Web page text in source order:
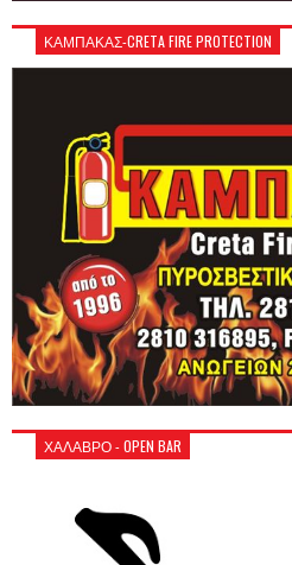
ΚΑΜΠΑΚΑΣ-CRETA FIRE PROTECTION
ΧΑΛΑΒΡΟ - OPEN BAR